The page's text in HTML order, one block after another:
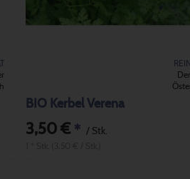
BIO Kerbel Verena
3,50 €* / Stk.